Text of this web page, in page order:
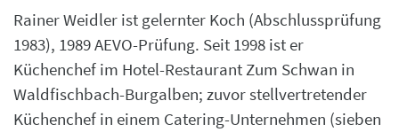
Rainer Weidler ist gelernter Koch (Abschlussprüfung
1983), 1989 AEVO-Prüfung. Seit 1998 ist er
Küchenchef im Hotel-Restaurant Zum Schwan in
Waldfischbach-Burgalben; zuvor stellvertretender
Küchenchef in einem Catering-Unternehmen (sieben